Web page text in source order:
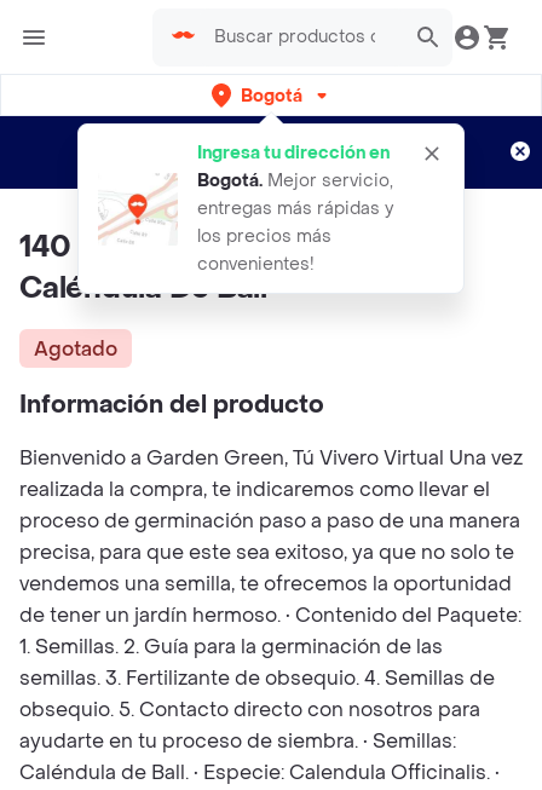
Bogotá
Ingresa tu dirección en
Bogotá. Mejor servicio,
entregas más rápidas y
los precios más
convenientes!
envíos gratis por semanas
Aplican TyC
140 Semillas Orgánicas De Flor
Caléndula De Ball
Agotado
Información del producto
Bienvenido a Garden Green, Tú Vivero Virtual Una vez
realizada la compra, te indicaremos como llevar el
proceso de germinación paso a paso de una manera
precisa, para que este sea exitoso, ya que no solo te
vendemos una semilla, te ofrecemos la oportunidad
de tener un jardín hermoso. • Contenido del Paquete:
1. Semillas. 2. Guía para la germinación de las
semillas. 3. Fertilizante de obsequio. 4. Semillas de
obsequio. 5. Contacto directo con nosotros para
ayudarte en tu proceso de siembra. • Semillas:
Caléndula de Ball. • Especie: Calendula Officinalis. •